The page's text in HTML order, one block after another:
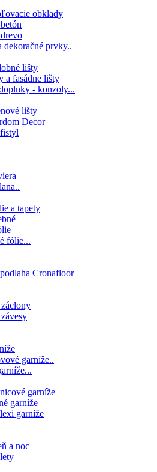
obklady
dekoračné prvky..
lišty
a fasádne lišty
- konzoly...
lišty
Decor
a tapety
fólie...
Cronafloor
garníže..
garníže
garníže
garníže
a noc